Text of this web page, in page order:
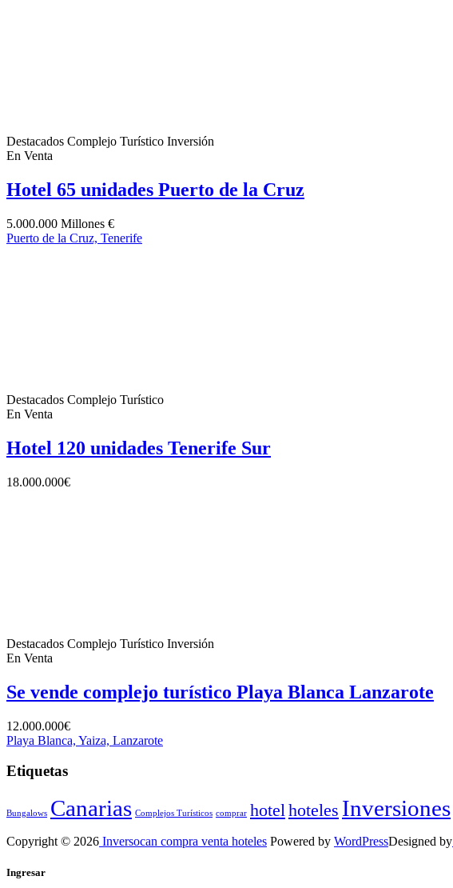
Destacados Complejo Turístico Inversión
En Venta
Hotel 65 unidades Puerto de la Cruz
5.000.000 Millones €
Puerto de la Cruz, Tenerife
Destacados Complejo Turístico
En Venta
Hotel 120 unidades Tenerife Sur
18.000.000€
Destacados Complejo Turístico Inversión
En Venta
Se vende complejo turístico Playa Blanca Lanzarote
12.000.000€
Playa Blanca, Yaiza, Lanzarote
Etiquetas
Bungalows Canarias Complejos Turísticos comprar hotelhoteles Inversiones
Copyright © 2026 Inversocan compra venta hoteles Powered by WordPressDesigned by
Ingresar